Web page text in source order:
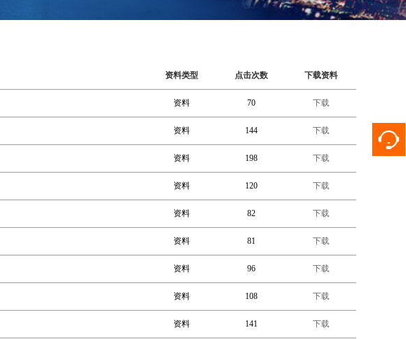
资料类型 点击次数 下载资料
资料 70 下载
资料 144 下载
资料 198 下载
资料 120 下载
资料 82 下载
资料 81 下载
资料 96 下载
资料 108 下载
资料 141 下载